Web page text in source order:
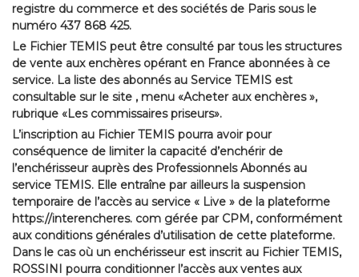
registre du commerce et des sociétés de Paris sous le
numéro 437 868 425.
Le Fichier TEMIS peut être consulté par tous les structures
de vente aux enchères opérant en France abonnées à ce
service. La liste des abonnés au Service TEMIS est
consultable sur le site , menu «Acheter aux enchères »,
rubrique «Les commissaires priseurs».
L’inscription au Fichier TEMIS pourra avoir pour
conséquence de limiter la capacité d’enchérir de
l’enchérisseur auprès des Professionnels Abonnés au
service TEMIS. Elle entraîne par ailleurs la suspension
temporaire de l’accès au service « Live » de la plateforme
https://interencheres. com gérée par CPM, conformément
aux conditions générales d’utilisation de cette plateforme.
Dans le cas où un enchérisseur est inscrit au Fichier TEMIS,
ROSSINI pourra conditionner l’accès aux ventes aux